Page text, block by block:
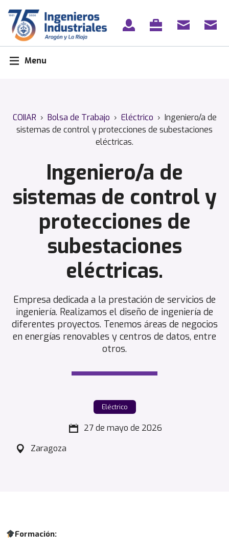
content
Menu
COIIAR › Bolsa de Trabajo › Eléctrico › Ingeniero/a de
sistemas de control y protecciones de subestaciones
eléctricas.
Ingeniero/a de
sistemas de control y
protecciones de
subestaciones
eléctricas.
Empresa dedicada a la prestación de servicios de
ingeniería. Realizamos el diseño de ingeniería de
diferentes proyectos. Tenemos áreas de negocios
en energías renovables y centros de datos, entre
otros.
Eléctrico
27 de mayo de 2026
Zaragoza
Formación: